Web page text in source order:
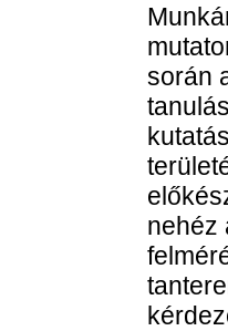
során
nehéz